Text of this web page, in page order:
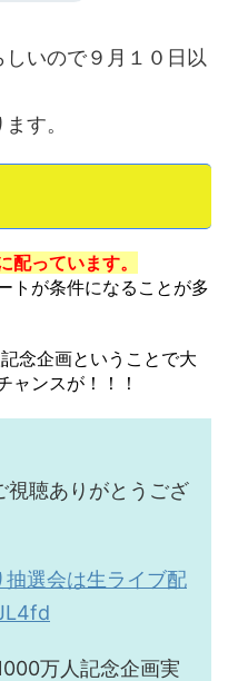
いので９月１０日以
す。
っています。
トが条件になることが多
念企画ということで大
ャンスが！！！
視聴ありがとうござ
抽選会は生ライブ配
万人記念企画実